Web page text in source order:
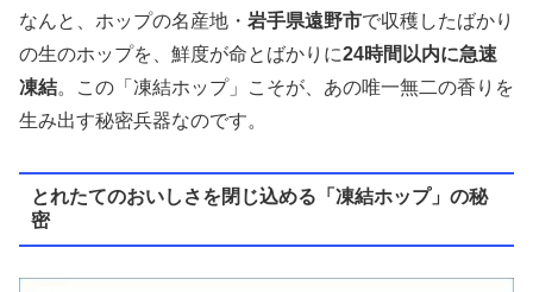
なんと、ホップの名産地・ 岩手県遠野市で収穫したばかり
の生のホップを、鮮度が命とばかりに24時間以内に急速
凍結。この「凍結ホップ」こそが、あの唯一無二の香りを
生み出す秘密兵器なのです。
とれたてのおいしさを閉じ込める「凍結ホップ」の秘
密